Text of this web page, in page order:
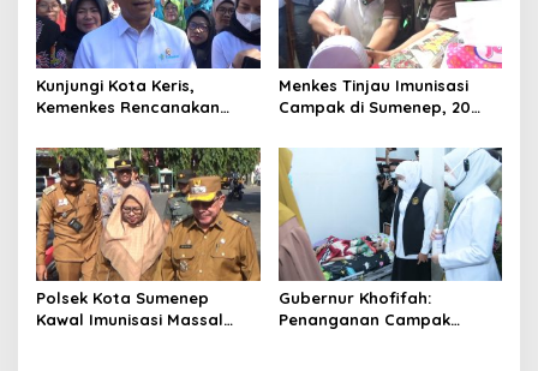
Kunjungi Kota Keris,
Kemenkes Rencanakan
Pulau Madura
Menkes Tinjau Imunisasi
Campak di Sumenep, 20
Polsek Kota Sumenep
Kawal Imunisasi Massal
Gubernur Khofifah:
Penanganan Campak